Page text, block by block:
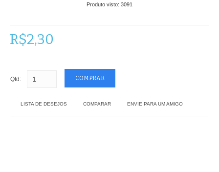
CONTATO
Produto visto: 3091
R$2,30
Qtd:
LISTA DE DESEJOS COMPARAR ENVIE PARA UM AMIGO